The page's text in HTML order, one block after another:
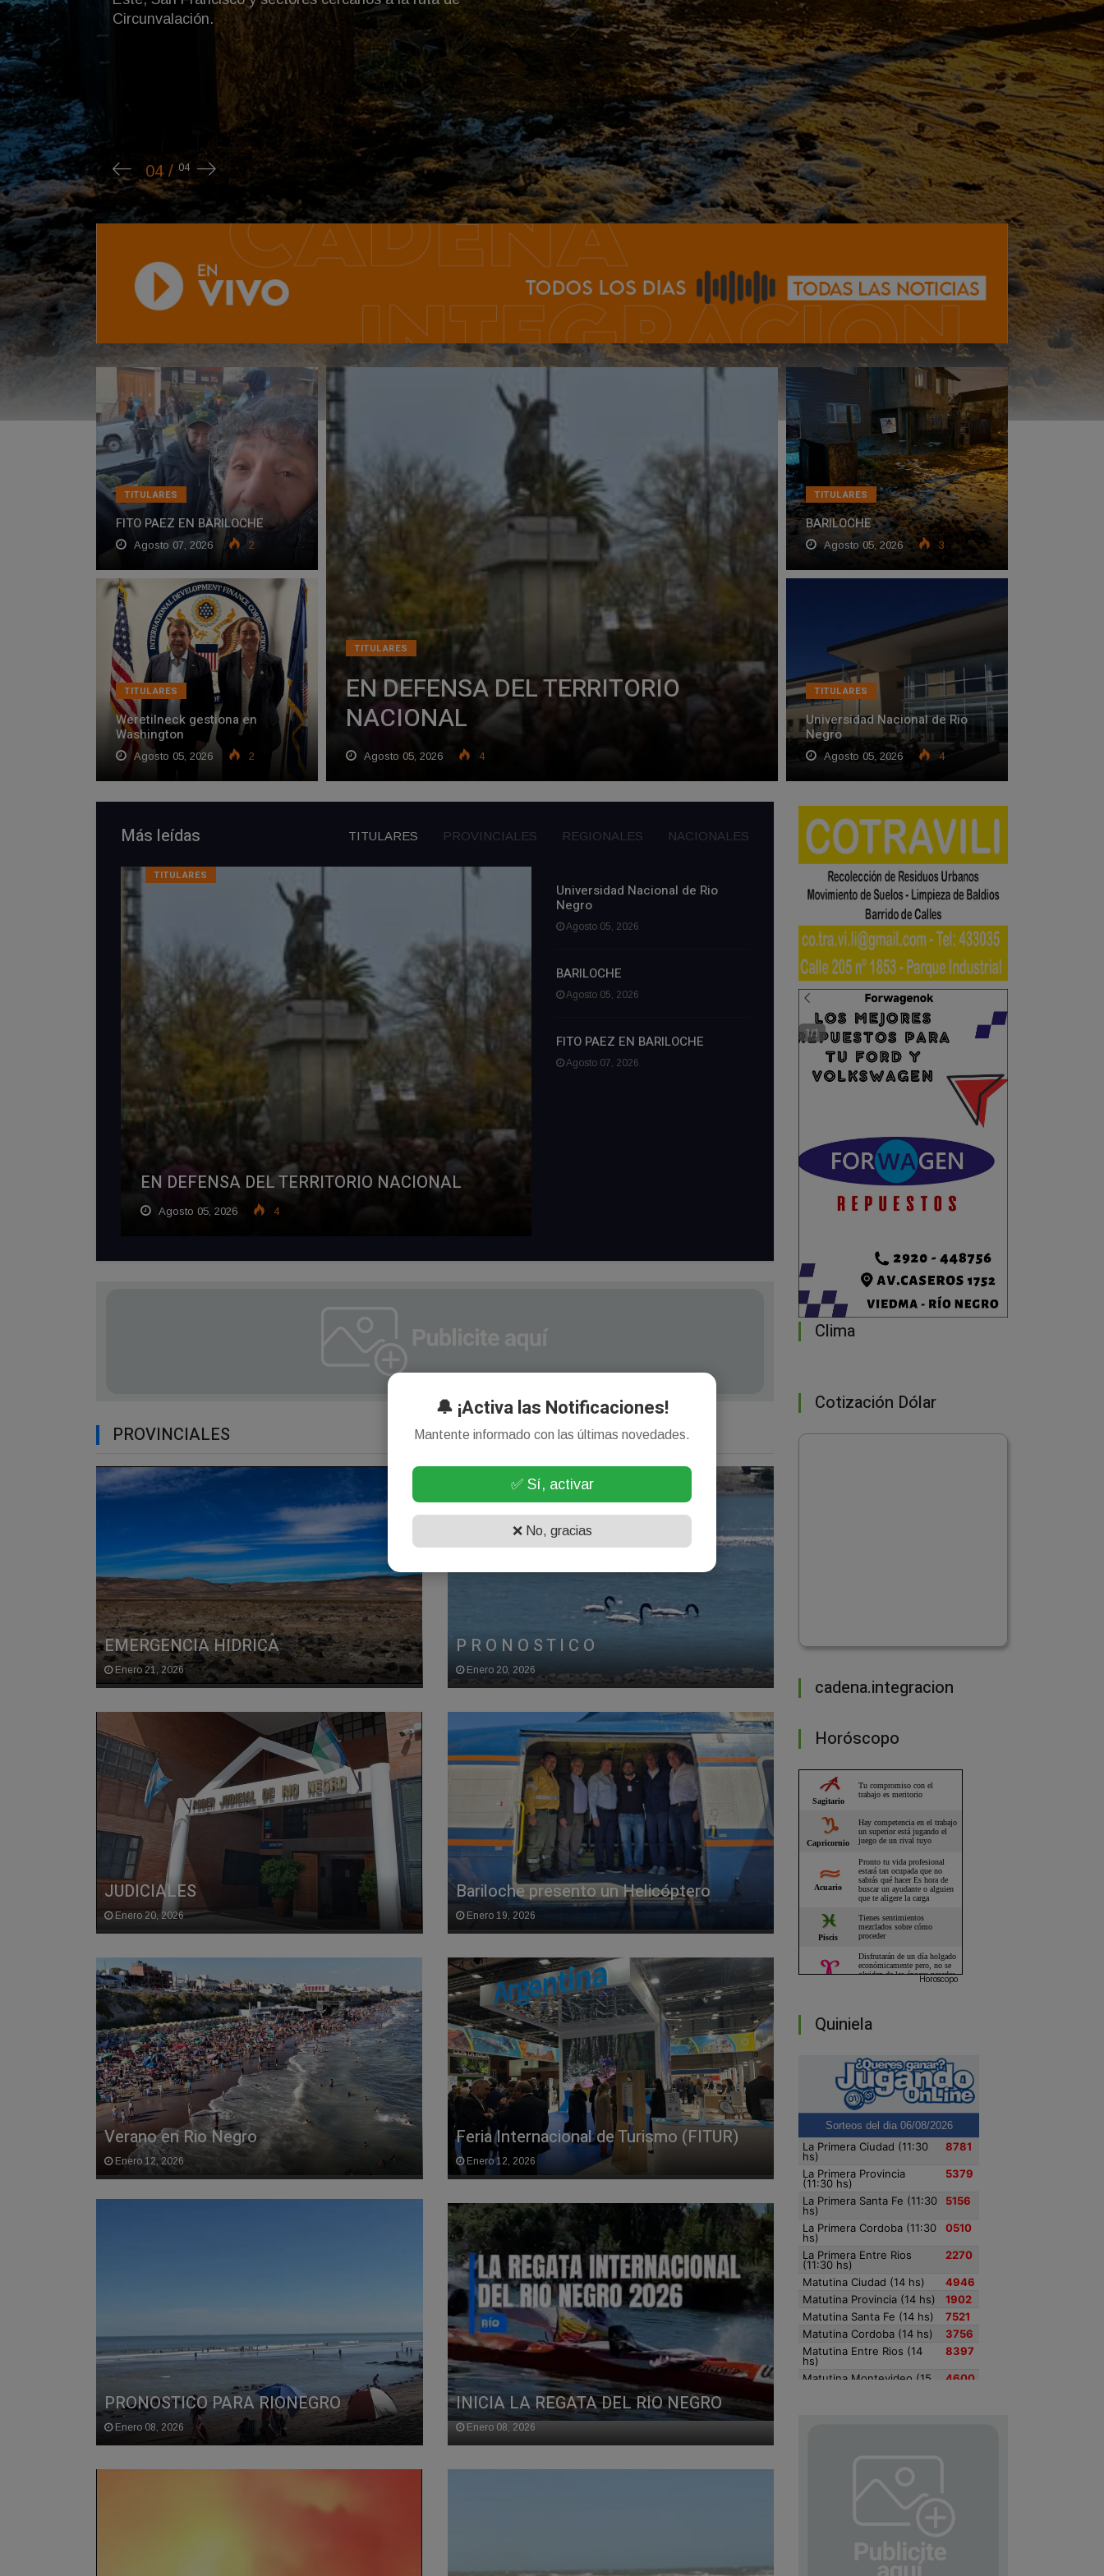
Durante la jornada expresó una frase que rápidamente se
difundió en redes sociales y medios de comunicación: “La
Argentina no se vende, man"
TITULARES
FITO PAEZ EN BARILOCHE
Agosto 07, 2026 2
TITULARES
Weretilneck gestiona en
Washington
Agosto 05, 2026 2
TITULARES
EN DEFENSA DEL TERRITORIO
NACIONAL
Agosto 05, 2026 4
TITULARES
BARILOCHE
Agosto 05, 2026 3
TITULARES
Universidad Nacional de Rio
Negro
Agosto 05, 2026 4
Más leídas TITULARES PROVINCIALES REGIONALES NACIONALES
TITULARES
EN DEFENSA DEL TERRITORIO NACIONAL
Agosto 05, 2026 4
Universidad Nacional de Rio
Negro
Agosto 05, 2026
BARILOCHE
Agosto 05, 2026
FITO PAEZ EN BARILOCHE
Agosto 07, 2026
PROVINCIALES
EMERGENCIA HIDRICA
Enero 21, 2026
P R O N O S T I C O
Enero 20, 2026
JUDICIALES
Enero 20, 2026
Bariloche presento un Helicóptero
Enero 19, 2026
Verano en Rio Negro
Enero 12, 2026
Feria Internacional de Turismo (FITUR)
Enero 12, 2026
PRONOSTICO PARA RIONEGRO
Enero 08, 2026
INICIA LA REGATA DEL RIO NEGRO
Enero 08, 2026
Clima
Cotización Dólar
cadena.integracion
Horóscopo
Horoscopo
Quiniela
🔔 ¡Activa las Notificaciones!
Mantente informado con las últimas novedades.
✅ Sí, activar
❌ No, gracias